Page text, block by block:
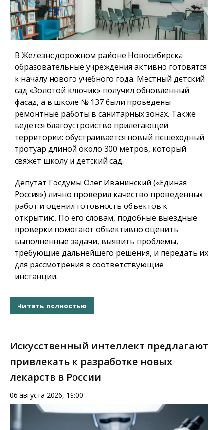
В Железнодорожном районе Новосибирска
образовательные учреждения активно готовятся
к началу нового учебного года. Местный детский
сад «Золотой ключик» получил обновленный
фасад, а в школе № 137 были проведены
ремонтные работы в санитарных зонах. Также
ведется благоустройство прилегающей
территории: обустраивается новый пешеходный
тротуар длиной около 300 метров, который
свяжет школу и детский сад.
Депутат Госдумы Олег Иванинский («Единая
Россия») лично проверил качество проведенных
работ и оценил готовность объектов к
открытию. По его словам, подобные выездные
проверки помогают объективно оценить
выполненные задачи, выявить проблемы,
требующие дальнейшего решения, и передать их
для рассмотрения в соответствующие
инстанции.
Читать полностью
Искусственный интеллект предлагают
привлекать к разработке новых
лекарств в России
06 августа 2026, 19:00